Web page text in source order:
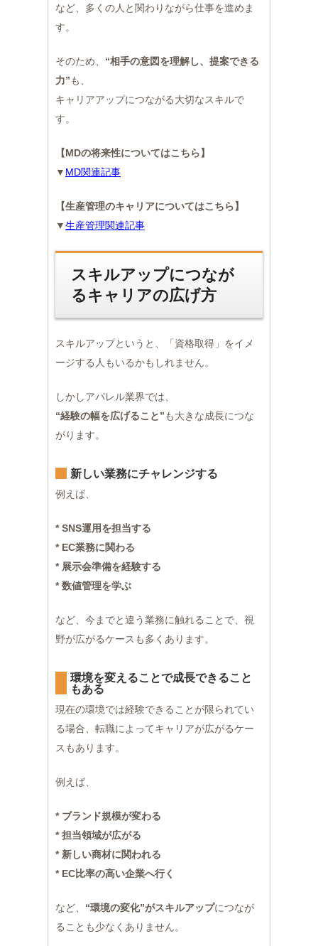
など、多くの人と関わりながら仕事を進めま
す。
そのため、 “相手の意図を理解し、提案できる
力”も、
キャリアアップにつながる大切なスキルで
す。
【MDの将来性についてはこちら】
▼ MD関連記事
【生産管理のキャリアについてはこちら】
▼生産管理関連記事
スキルアップにつなが
るキャリアの広げ方
スキルアップというと、「資格取得」をイメ
ージする人もいるかもしれません。
しかしアパレル業界では、
“経験の幅を広げること”も大きな成長につな
がります。
新しい業務にチャレンジする
例えば、
* SNS運用を担当する
* EC業務に関わる
* 展示会準備を経験する
* 数値管理を学ぶ
など、今までと違う業務に触れることで、視
野が広がるケースも多くあります。
環境を変えることで成長できること
もある
現在の環境では経験できることが限られてい
る場合、転職によってキャリアが広がるケー
スもあります。
例えば、
* ブランド規模が変わる
* 担当領域が広がる
* 新しい商材に関われる
* EC比率の高い企業へ行く
など、 “環境の変化”がスキルアップにつなが
ることも少なくありません。